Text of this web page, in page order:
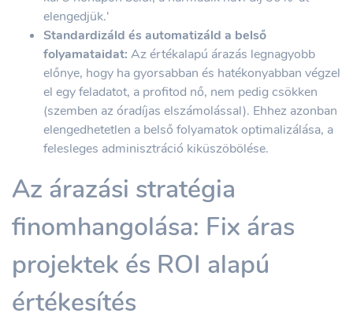
elengedjük.'
Standardizáld és automatizáld a belső
folyamataidat: Az értékalapú árazás legnagyobb
előnye, hogy ha gyorsabban és hatékonyabban végzel
el egy feladatot, a profitod nő, nem pedig csökken
(szemben az óradíjas elszámolással). Ehhez azonban
elengedhetetlen a belső folyamatok optimalizálása, a
felesleges adminisztráció kiküszöbölése.
Az árazási stratégia
finomhangolása: Fix áras
projektek és ROI alapú
értékesítés